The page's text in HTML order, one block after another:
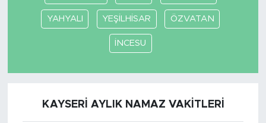
YAHYALI YEŞİLHİSAR ÖZVATAN
İNCESU
KAYSERİ AYLIK NAMAZ VAKITLERI
TARİH